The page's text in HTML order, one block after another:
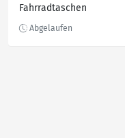
Fahrradtaschen